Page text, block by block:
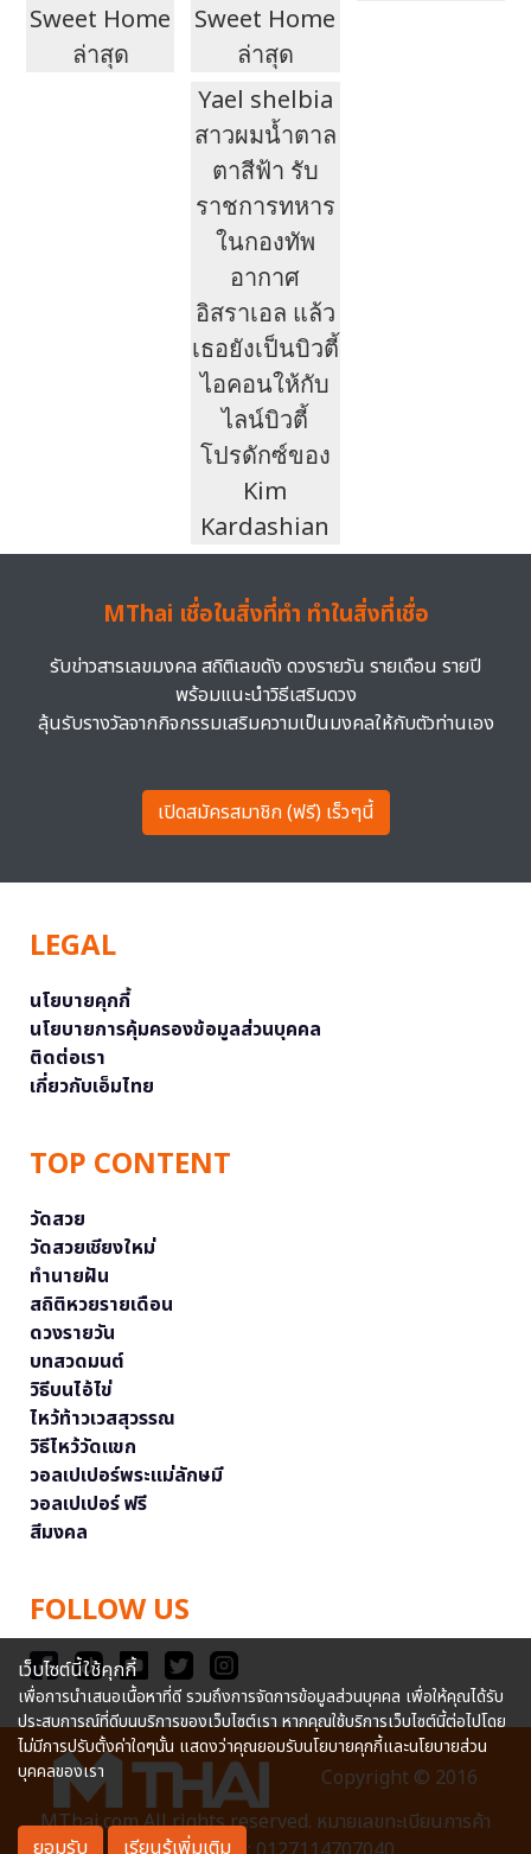
Sweet Home
ล่าสุด
Sweet Home
ล่าสุด
Yael shelbia
สาวผมน้ำตาล
ตาสีฟ้า รับ
ราชการทหาร
ในกองทัพ
อากาศ
อิสราเอล แล้ว
เธอยังเป็นบิวตี้
ไอคอนให้กับ
ไลน์บิวตี้
โปรดักซ์ของ
Kim
Kardashian
MThai เชื่อในสิ่งที่ทำ ทำในสิ่งที่เชื่อ
รับข่าวสารเลขมงคล สถิติเลขดัง ดวงรายวัน รายเดือน รายปี
พร้อมแนะนำวิธีเสริมดวง
ลุ้นรับรางวัลจากกิจกรรมเสริมความเป็นมงคลให้กับตัวท่านเอง
เปิดสมัครสมาชิก (ฟรี) เร็วๆนี้
LEGAL
นโยบายคุกกี้
นโยบายการคุ้มครองข้อมูลส่วนบุคคล
ติดต่อเรา
เกี่ยวกับเอ็มไทย
TOP CONTENT
วัดสวย
วัดสวยเชียงใหม่
ทำนายฝัน
สถิติหวยรายเดือน
ดวงรายวัน
บทสวดมนต์
วิธีบนไอ้ไข่
ไหว้ท้าวเวสสุวรรณ
วิธีไหว้วัดแขก
วอลเปเปอร์พระแม่ลักษมี
วอลเปเปอร์ ฟรี
สีมงคล
FOLLOW US
Copyright © 2016
MThai.com All rights reserved. หมายเลขทะเบียนการค้า
เว็บไซต์นี้ใช้คุกกี้
เพื่อการนำเสนอเนื้อหาที่ดี รวมถึงการจัดการข้อมูลส่วนบุคคล เพื่อให้คุณได้รับ
ประสบการณ์ที่ดีบนบริการของเว็บไซต์เรา หากคุณใช้บริการเว็บไซต์นี้ต่อไปโดย
ไม่มีการปรับตั้งค่าใดๆนั้น แสดงว่าคุณยอมรับนโยบายคุกกี้และนโยบายส่วน
บุคคลของเรา
ยอมรับ เรียนรู้เพิ่มเติม